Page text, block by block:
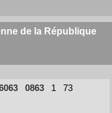
de la République
0863 1
73